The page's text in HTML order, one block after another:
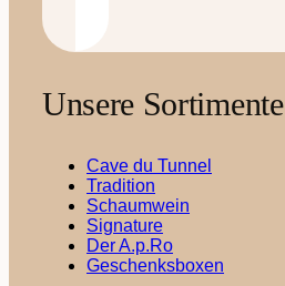
Unsere Sortimente
Cave du Tunnel
Tradition
Schaumwein
Signature
Der A.p.Ro
Geschenksboxen